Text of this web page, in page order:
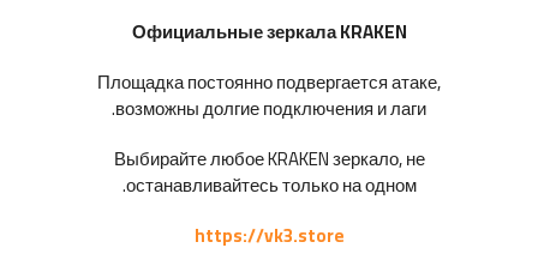
Официальные зеркала KRAKEN
Площадка постоянно подвергается атаке,
возможны долгие подключения и лаги.
Выбирайте любое KRAKEN зеркало, не
останавливайтесь только на одном.
https://vk3.store